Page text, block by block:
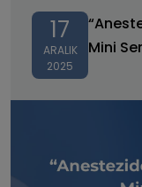
17
ARALIK
2025
Mini